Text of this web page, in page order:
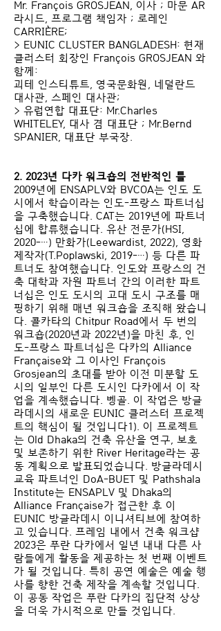
Mr. François GROSJEAN, 이사 ; 마문 AR
라시드, 프로그램 책임자 ; 로레인
CARRIÈRE;
> EUNIC CLUSTER BANGLADESH: 현재
클러스터 회장인 François GROSJEAN 와
함께:
괴테 인스티튜트, 영국문화원, 네덜란드
대사관, 스페인 대사관;
> 유럽연합 대표단: Mr.Charles
WHITELEY, 대사 겸 대표단 ; Mr.Bernd
SPANIER, 대표단 부국장.
2. 2023년 다카 워크숍의 전반적인 틀
2009년에 ENSAPLV와 BVCOA는 인도 도
시에서 학습이라는 인도-프랑스 파트너십
을 구축했습니다. CAT는 2019년에 파트너
십에 합류했습니다. 유산 전문가(HSI,
2020-…) 만화가(Leewardist, 2022), 영화
제작자(T.Poplawski, 2019-…) 등 다른 파
트너도 참여했습니다. 인도와 프랑스의 건
축 대학과 자원 파트너 간의 이러한 파트
너십은 인도 도시의 고대 도시 구조를 매
핑하기 위해 매년 워크숍을 조직해 왔습니
다. 콜카타의 Chitpur Road에서 두 번의
워크숍(2020년과 2022년)을 마친 후, 인
도-프랑스 파트너십은 다카의 Alliance
Française와 그 이사인 François
Grosjean의 초대를 받아 이전 미분할 도
시의 일부인 다른 도시인 다카에서 이 작
업을 계속했습니다. 벵골. 이 작업은 방글
라데시의 새로운 EUNIC 클러스터 프로젝
트의 핵심이 될 것입니다1). 이 프로젝트
는 Old Dhaka의 건축 유산을 연구, 보호
및 보존하기 위한 River Heritage라는 공
동 계획으로 발표되었습니다. 방글라데시
교육 파트너인 DoA-BUET 및 Pathshala
Institute는 ENSAPLV 및 Dhaka의
Alliance Française가 접근한 후 이
EUNIC 방글라데시 이니셔티브에 참여하
고 있습니다. 프레임 내에서 건축 워크샵
2023은 푸란 다카에서 일년 내내 다른 사
람들에게 활동을 제공하는 첫 번째 이벤트
가 될 것입니다. 특히 공연 예술은 예술 행
사를 향한 건축 제작을 계속할 것입니다.
이 공동 작업은 푸란 다카의 집단적 상상
을 더욱 가시적으로 만들 것입니다.